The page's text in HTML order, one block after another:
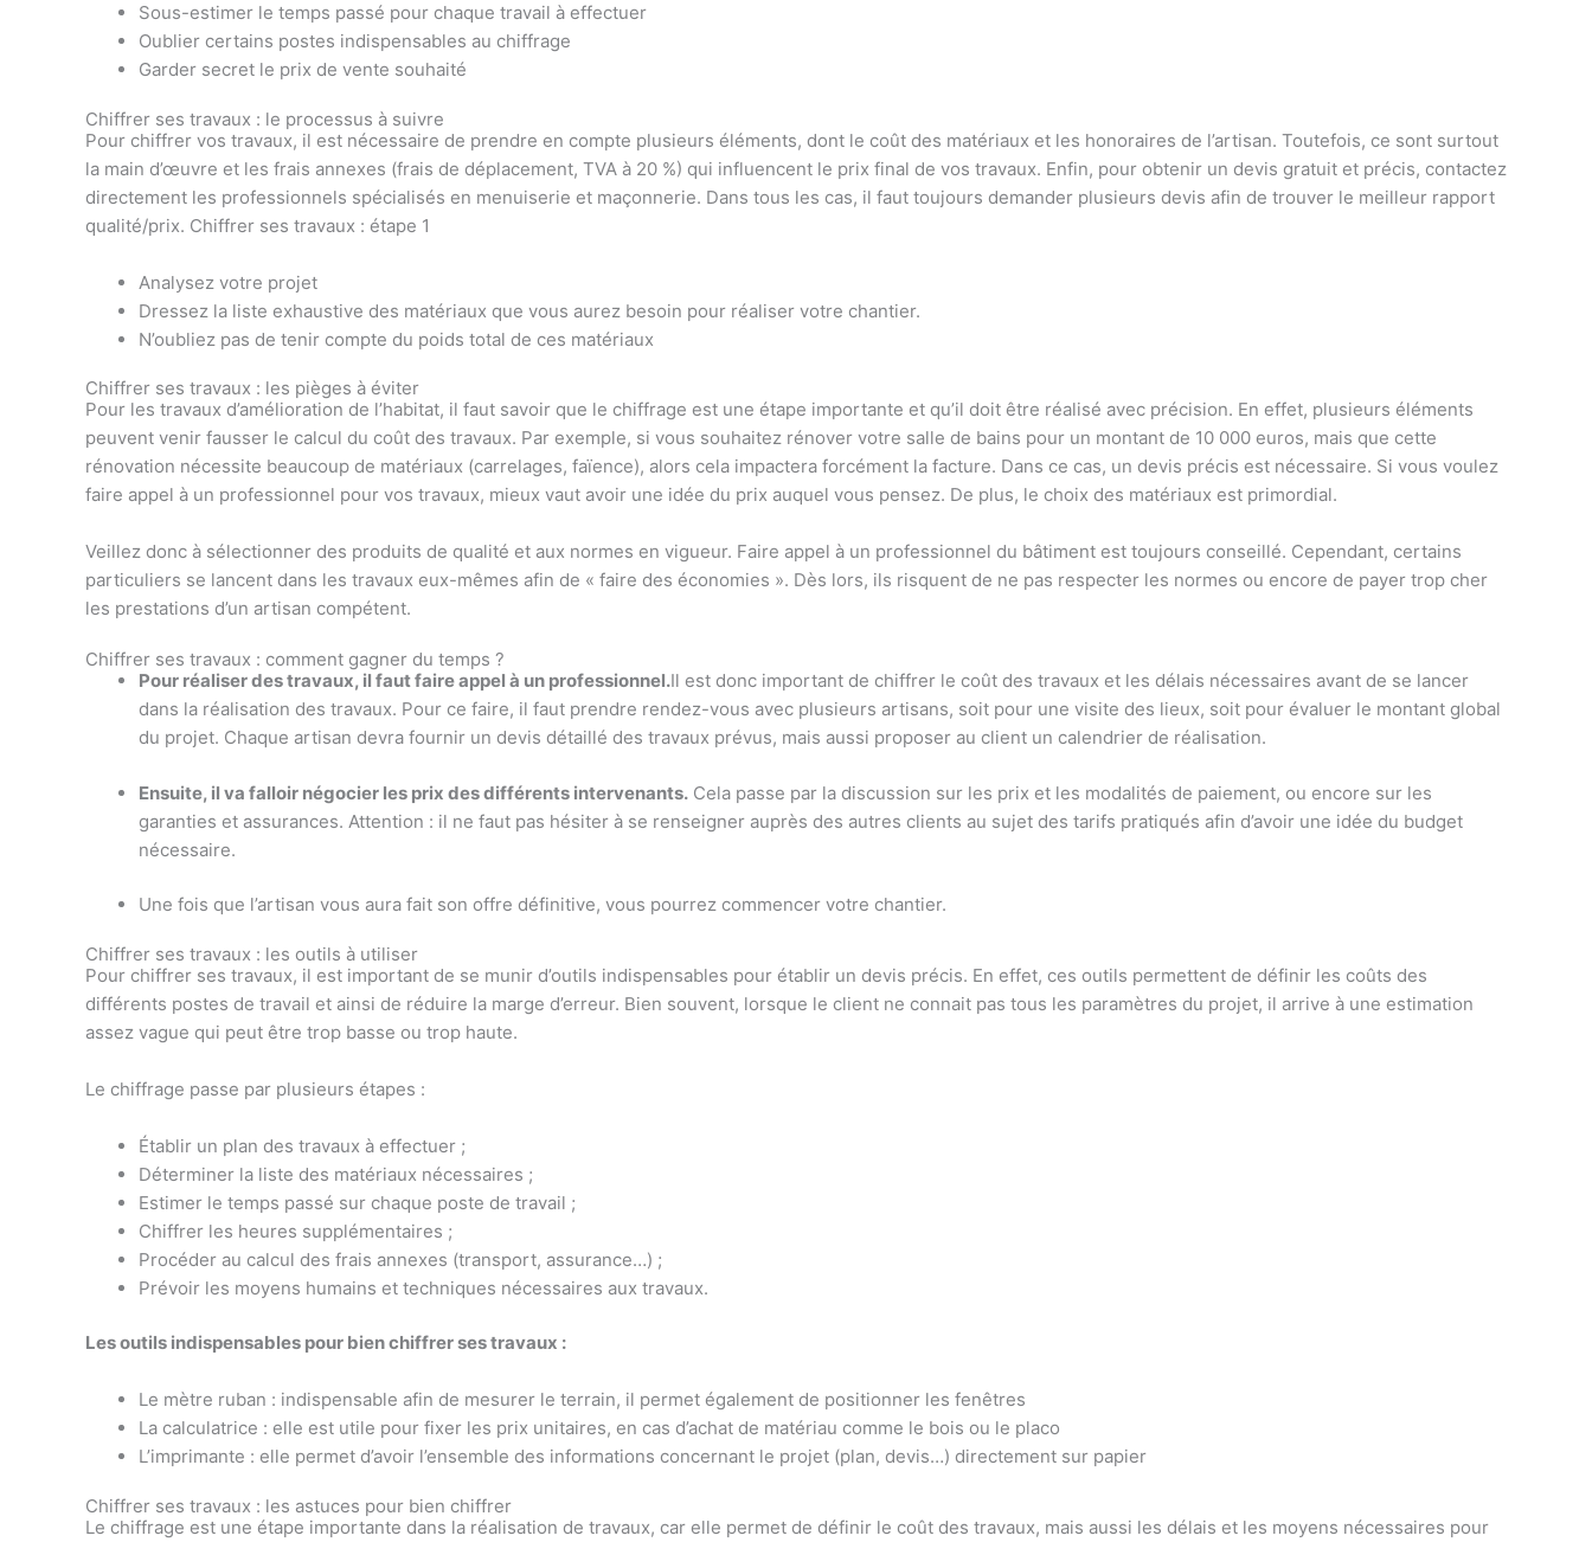
Sous-estimer le temps passé pour chaque travail à effectuer
Oublier certains postes indispensables au chiffrage
Garder secret le prix de vente souhaité
Chiffrer ses travaux : le processus à suivre
Pour chiffrer vos travaux, il est nécessaire de prendre en compte plusieurs éléments, dont le coût des matériaux et les honoraires de l’artisan. Toutefois, ce sont surtout
la main d’œuvre et les frais annexes (frais de déplacement, TVA à 20 %) qui influencent le prix final de vos travaux. Enfin, pour obtenir un devis gratuit et précis, contactez
directement les professionnels spécialisés en menuiserie et maçonnerie. Dans tous les cas, il faut toujours demander plusieurs devis afin de trouver le meilleur rapport
qualité/prix. Chiffrer ses travaux : étape 1
Analysez votre projet
Dressez la liste exhaustive des matériaux que vous aurez besoin pour réaliser votre chantier.
N’oubliez pas de tenir compte du poids total de ces matériaux
Chiffrer ses travaux : les pièges à éviter
Pour les travaux d’amélioration de l’habitat, il faut savoir que le chiffrage est une étape importante et qu’il doit être réalisé avec précision. En effet, plusieurs éléments
peuvent venir fausser le calcul du coût des travaux. Par exemple, si vous souhaitez rénover votre salle de bains pour un montant de 10 000 euros, mais que cette
rénovation nécessite beaucoup de matériaux (carrelages, faïence), alors cela impactera forcément la facture. Dans ce cas, un devis précis est nécessaire. Si vous voulez
faire appel à un professionnel pour vos travaux, mieux vaut avoir une idée du prix auquel vous pensez. De plus, le choix des matériaux est primordial.
Veillez donc à sélectionner des produits de qualité et aux normes en vigueur. Faire appel à un professionnel du bâtiment est toujours conseillé. Cependant, certains
particuliers se lancent dans les travaux eux-mêmes afin de « faire des économies ». Dès lors, ils risquent de ne pas respecter les normes ou encore de payer trop cher
les prestations d’un artisan compétent.
Chiffrer ses travaux : comment gagner du temps ?
Pour réaliser des travaux, il faut faire appel à un professionnel.Il est donc important de chiffrer le coût des travaux et les délais nécessaires avant de se lancer
dans la réalisation des travaux. Pour ce faire, il faut prendre rendez-vous avec plusieurs artisans, soit pour une visite des lieux, soit pour évaluer le montant global
du projet. Chaque artisan devra fournir un devis détaillé des travaux prévus, mais aussi proposer au client un calendrier de réalisation.
Ensuite, il va falloir négocier les prix des différents intervenants. Cela passe par la discussion sur les prix et les modalités de paiement, ou encore sur les
garanties et assurances. Attention : il ne faut pas hésiter à se renseigner auprès des autres clients au sujet des tarifs pratiqués afin d’avoir une idée du budget
nécessaire.
Une fois que l’artisan vous aura fait son offre définitive, vous pourrez commencer votre chantier.
Chiffrer ses travaux : les outils à utiliser
Pour chiffrer ses travaux, il est important de se munir d’outils indispensables pour établir un devis précis. En effet, ces outils permettent de définir les coûts des
différents postes de travail et ainsi de réduire la marge d’erreur. Bien souvent, lorsque le client ne connait pas tous les paramètres du projet, il arrive à une estimation
assez vague qui peut être trop basse ou trop haute.
Le chiffrage passe par plusieurs étapes :
Établir un plan des travaux à effectuer ;
Déterminer la liste des matériaux nécessaires ;
Estimer le temps passé sur chaque poste de travail ;
Chiffrer les heures supplémentaires ;
Procéder au calcul des frais annexes (transport, assurance…) ;
Prévoir les moyens humains et techniques nécessaires aux travaux.
Les outils indispensables pour bien chiffrer ses travaux :
Le mètre ruban : indispensable afin de mesurer le terrain, il permet également de positionner les fenêtres
La calculatrice : elle est utile pour fixer les prix unitaires, en cas d’achat de matériau comme le bois ou le placo
L’imprimante : elle permet d’avoir l’ensemble des informations concernant le projet (plan, devis…) directement sur papier
Chiffrer ses travaux : les astuces pour bien chiffrer
Le chiffrage est une étape importante dans la réalisation de travaux, car elle permet de définir le coût des travaux, mais aussi les délais et les moyens nécessaires pour